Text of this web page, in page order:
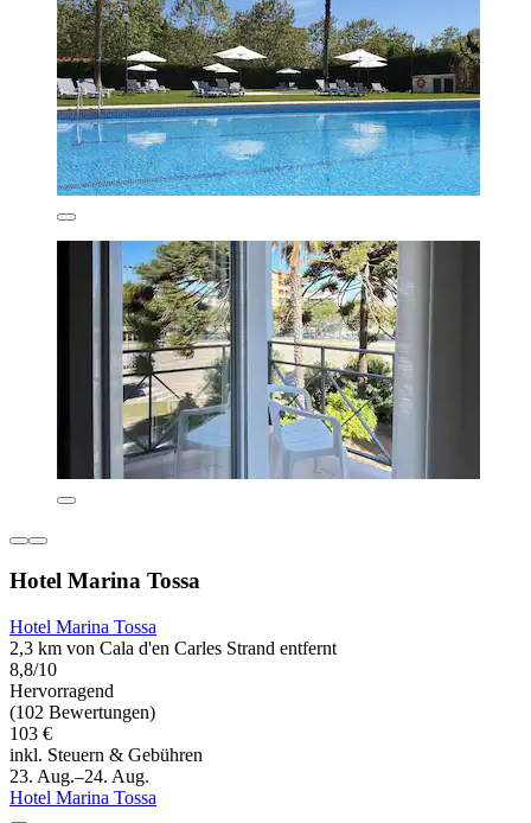
Hotel Marina Tossa
Hotel Marina Tossa
2,3 km von Cala d'en Carles Strand entfernt
8,8/10
Hervorragend
(102 Bewertungen)
103 €
inkl. Steuern & Gebühren
23. Aug.–24. Aug.
Hotel Marina Tossa